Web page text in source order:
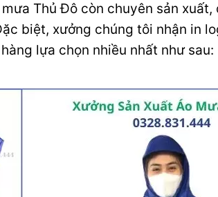
Thủ Đô còn chuyên sản
biệt, xưởng chúng tôi nhận in
lựa chọn nhiều nhất như sau: